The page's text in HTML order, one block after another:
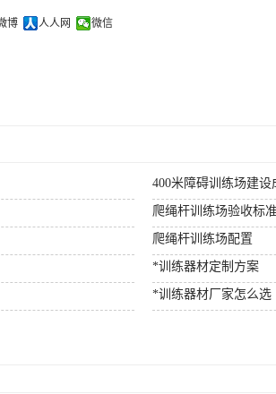
博 人人网 微信
400米障碍训练场建设
爬绳杆训练场验收标准
爬绳杆训练场配置
*训练器材定制方案
*训练器材厂家怎么选